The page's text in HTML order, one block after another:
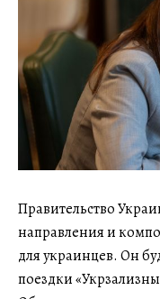
Правительство
направления и
для украинцев. Он
поездки